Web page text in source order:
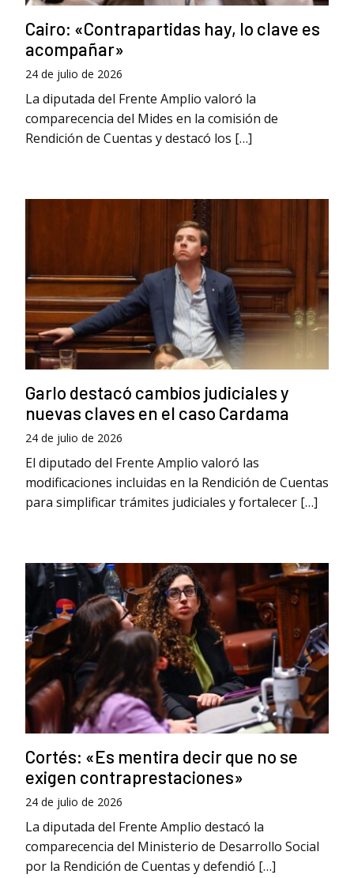
Cairo: «Contrapartidas hay, lo clave es
acompañar»
24 de julio de 2026
La diputada del Frente Amplio valoró la
comparecencia del Mides en la comisión de
Rendición de Cuentas y destacó los […]
Garlo destacó cambios judiciales y
nuevas claves en el caso Cardama
24 de julio de 2026
El diputado del Frente Amplio valoró las
modificaciones incluidas en la Rendición de Cuentas
para simplificar trámites judiciales y fortalecer […]
Cortés: «Es mentira decir que no se
exigen contraprestaciones»
24 de julio de 2026
La diputada del Frente Amplio destacó la
comparecencia del Ministerio de Desarrollo Social
por la Rendición de Cuentas y defendió […]